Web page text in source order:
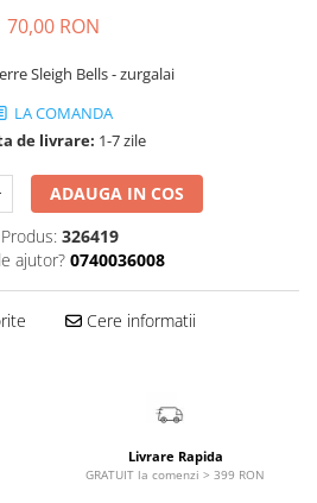
70,00 RON
Sleigh Bells - zurgalai
LA COMANDA
de livrare: 1-7 zile
ADAUGA IN COS
326419
ajutor? 0740036008
Cere informatii
Livrare Rapida
GRATUIT la comenzi > 399 RON